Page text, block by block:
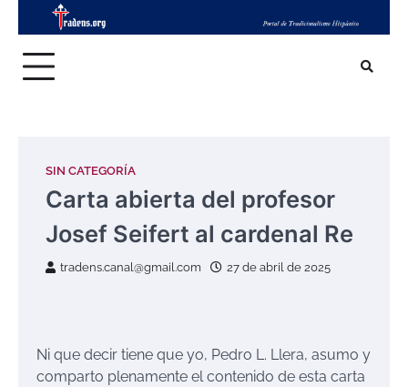
content
SIN CATEGORÍA
Carta abierta del profesor
Josef Seifert al cardenal Re
tradens.canal@gmail.com 27 de abril de 2025
Ni que decir tiene que yo, Pedro L. Llera, asumo y
comparto plenamente el contenido de esta carta